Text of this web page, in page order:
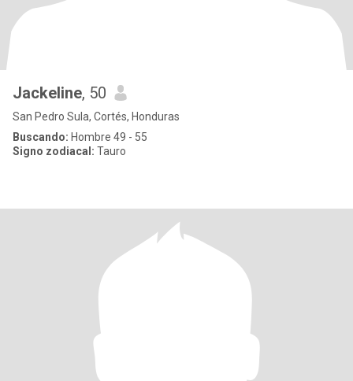
Jackeline, 50
San Pedro Sula, Cortés, Honduras
Buscando: Hombre 49 - 55
Signo zodiacal: Tauro